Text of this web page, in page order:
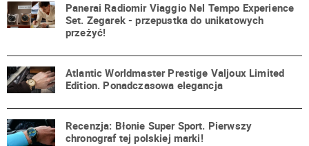
Panerai Radiomir Viaggio Nel Tempo Experience
Set. Zegarek - przepustka do unikatowych
przeżyć!
Atlantic Worldmaster Prestige Valjoux Limited
Edition. Ponadczasowa elegancja
Recenzja: Błonie Super Sport. Pierwszy
chronograf tej polskiej marki!